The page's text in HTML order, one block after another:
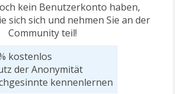
kein Benutzerkonto haben,
sich sich und nehmen Sie an der
Community teil!
kostenlos
der Anonymität
kennenlernen